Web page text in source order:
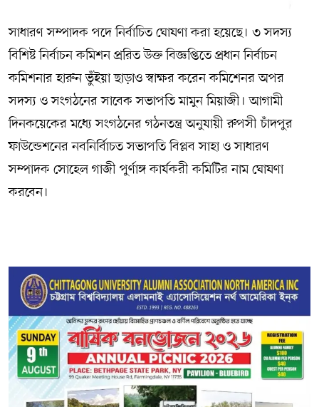
সাধারণ সম্পাদক পদে নির্বাচিত ঘোষণা করা হয়েছে। ৩ সদস্য
বিশিষ্ট নির্বাচন কমিশন প্ররিত উক্ত বিজ্ঞপ্তিতে প্রধান নির্বাচন
কমিশনার হারুন ভুঁইয়া ছাড়াও স্বাক্ষর করেন কমিশেনর অপর
সদস্য ও সংগঠনের সাবেক সভাপতি মামুন মিয়াজী। আগামী
দিনকয়েকের মধ্যে সংগঠনের গঠনতন্ত্র অনুযায়ী রুপসী চাঁদপুর
ফাউন্ডেশনের নবনির্বািচত সভাপতি বিপ্লব সাহা ও সাধারণ
সম্পাদক সোহেল গাজী পুর্ণাঙ্গ কার্যকরী কমিটির নাম ঘোষণা
করবেন।